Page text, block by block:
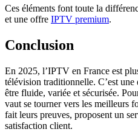
Ces éléments font toute la
et une offre IPTV premium.
Conclusion
En 2025, l’IPTV en France est
télévision traditionnelle. C’est
être fluide, variée et sécurisée.
vaut se tourner vers les meilleurs
fait leurs preuves, proposent un
satisfaction client.